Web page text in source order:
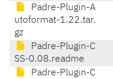
Padre-Plugin-A
utoformat-1.22.tar.
gz
Padre-Plugin-C
SS-0.08.readme
Padre-Plugin-C